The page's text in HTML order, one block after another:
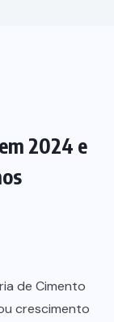
2024 e
de Cimento
crescimento